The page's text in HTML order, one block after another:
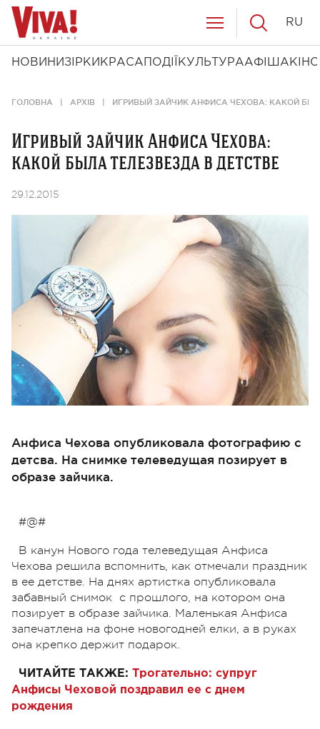
НОВИНИ ЗІРКИ КРАСА ПОДІЇ КУЛЬТУРААФІША КІНО
RU
ГОЛОВНА АРХІВ ИГРИВЫЙ ЗАЙЧИК АНФИСА ЧЕХОВА: КАКОЙ
Игривый зайчик Анфиса Чехова:
какой была телезвезда в детстве
29.12.2015
Анфиса Чехова опубликовала фотографию с
детсва. На снимке телеведущая позирует в
образе зайчика.
#@#
В канун Нового года телеведущая Анфиса
Чехова решила вспомнить, как отмечали праздник
в ее детстве. На днях артистка опубликовала
забавный снимок с прошлого, на котором она
позирует в образе зайчика. Маленькая Анфиса
запечатлена на фоне новогодней елки, а в руках
она крепко держит подарок.
ЧИТАЙТЕ ТАКЖЕ: Трогательно: супруг
Анфисы Чеховой поздравил ее с днем
рождения